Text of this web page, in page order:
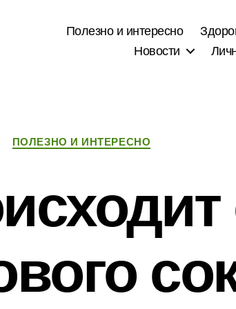
Полезно и интересно
Новости
Рубрики
ПОЛЕЗНО И ИНТЕРЕСНО